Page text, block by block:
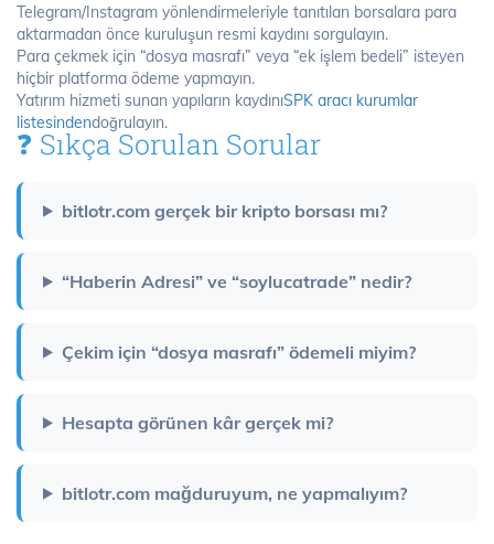
Telegram/Instagram yönlendirmeleriyle tanıtılan borsalara para
aktarmadan önce kuruluşun resmi kaydını sorgulayın.
Para çekmek için “dosya masrafı” veya “ek işlem bedeli” isteyen
hiçbir platforma ödeme yapmayın.
Yatırım hizmeti sunan yapıların kaydınıSPK aracı kurumlar
listesindendoğrulayın.
❓ Sıkça Sorulan Sorular
bitlotr.com gerçek bir kripto borsası mı?
“Haberin Adresi” ve “soylucatrade” nedir?
Çekim için “dosya masrafı” ödemeli miyim?
Hesapta görünen kâr gerçek mi?
bitlotr.com mağduruyum, ne yapmalıyım?